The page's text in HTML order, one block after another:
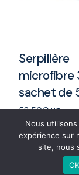
Serpillère
microfibre
sachet de
58.50€ H.T
Add to cart
Nous
expérience sur
site, nous
OK